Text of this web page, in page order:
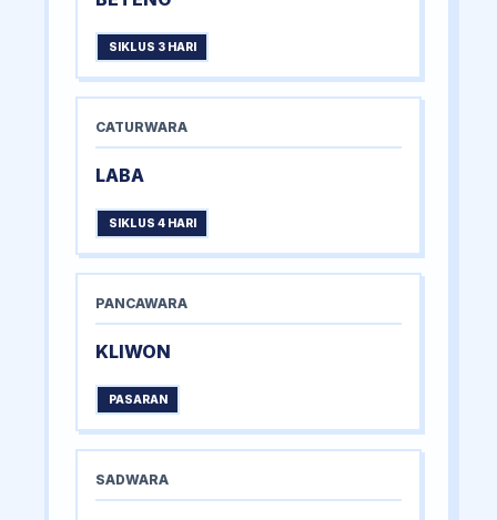
SIKLUS 3 HARI
CATURWARA
LABA
SIKLUS 4 HARI
PANCAWARA
KLIWON
PASARAN
SADWARA